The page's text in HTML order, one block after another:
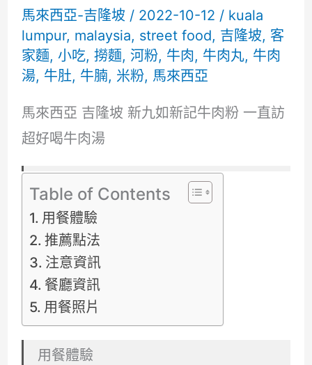
馬來西亞-吉隆坡 / 2022-10-12 / kuala
lumpur, malaysia, street food, 吉隆坡, 客
家麵, 小吃, 撈麵, 河粉, 牛肉, 牛肉丸, 牛肉
湯, 牛肚, 牛腩, 米粉, 馬來西亞
馬來西亞 吉隆坡 新九如新記牛肉粉 一直訪
超好喝牛肉湯
Table of Contents
用餐體驗
推薦點法
注意資訊
餐廳資訊
用餐照片
用餐體驗